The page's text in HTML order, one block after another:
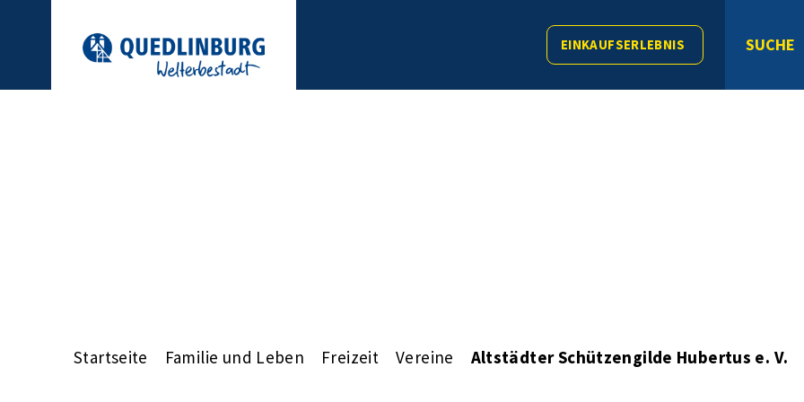
EINKAUFSERLEBNIS SUCHE
Startseite Familie und Leben Freizeit Vereine Altstädter Schützengilde Hubertus e. V.